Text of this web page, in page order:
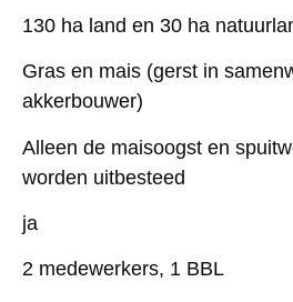
130 ha land en 30 ha
Gras en mais (gerst in
akkerbouwer)
Alleen de maisoogst en
worden uitbesteed
ja
2 medewerkers, 1 BBL